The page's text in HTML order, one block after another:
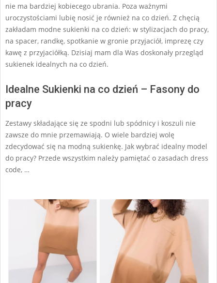
nie ma bardziej kobiecego ubrania. Poza ważnymi
uroczystościami lubię nosić je również na co dzień. Z chęcią
zakładam modne sukienki na co dzień: w stylizacjach do pracy,
na spacer, randkę, spotkanie w gronie przyjaciół, imprezę czy
kawę z przyjaciółką. Dzisiaj mam dla Was doskonały przegląd
sukienek idealnych na co dzień.
Idealne Sukienki na co dzień – Fasony do
pracy
Zestawy składające się ze spodni lub spódnicy i koszuli nie
zawsze do mnie przemawiają. O wiele bardziej wolę
zdecydować się na modną sukienkę. Jak wybrać idealny model
do pracy? Przede wszystkim należy pamiętać o zasadach dress
code, …